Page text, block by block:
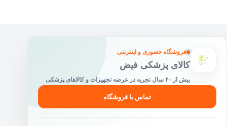
فروشگاه حضوری و اینترنتی
کالای پزشکی فیض
بیش از ۴۰ سال تجربه در عرضه تجهیزات و کالاهای پزشکی
تماس با فروشگاه